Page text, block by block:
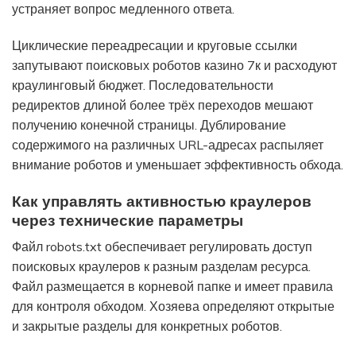
устраняет вопрос медленного ответа.
Циклические переадресации и круговые ссылки
запутывают поисковых роботов казино 7к и расходуют
краулинговый бюджет. Последовательности
редиректов длиной более трёх переходов мешают
получению конечной страницы. Дублирование
содержимого на различных URL-адресах распыляет
внимание роботов и уменьшает эффективность обхода.
Как управлять активностью краулеров
через технические параметры
Файл robots.txt обеспечивает регулировать доступ
поисковых краулеров к разным разделам ресурса.
Файл размещается в корневой папке и имеет правила
для контроля обходом. Хозяева определяют открытые
и закрытые разделы для конкретных роботов.